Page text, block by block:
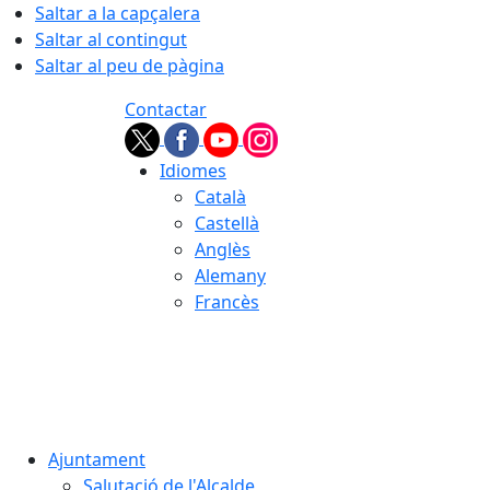
Saltar a la capçalera
Saltar al contingut
Saltar al peu de pàgina
Contactar
Idiomes
Català
Castellà
Anglès
Alemany
Francès
Ajuntament